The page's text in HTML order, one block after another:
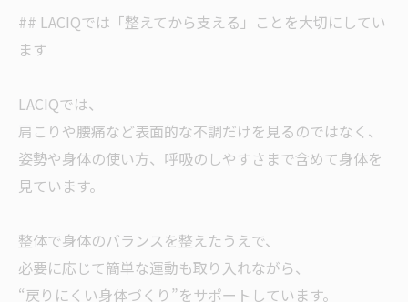
## LACIQでは「整えてから支える」ことを大切にしてい
ます
LACIQでは、
肩こりや腰痛など表面的な不調だけを見るのではなく、
姿勢や身体の使い方、呼吸のしやすさまで含めて身体を
見ています。
整体で身体のバランスを整えたうえで、
必要に応じて簡単な運動も取り入れながら、
“戻りにくい身体づくり”をサポートしています。